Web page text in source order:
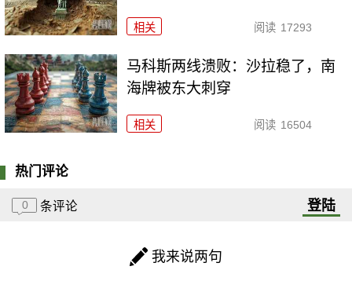
相关 阅读 17293
马科斯两线溃败：沙拉稳了，南
海牌被东大刺穿
相关 阅读 16504
热门评论
0 条评论 登陆
我来说两句